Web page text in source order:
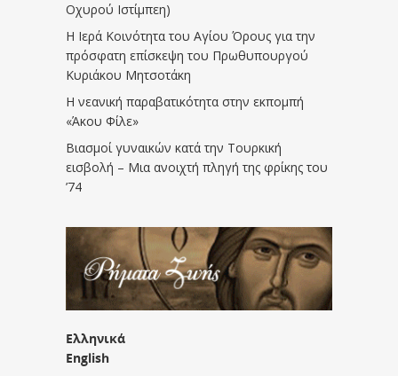
Οχυρού Ιστίμπεη)
Η Ιερά Κοινότητα του Αγίου Όρους για την
πρόσφατη επίσκεψη του Πρωθυπουργού
Κυριάκου Μητσοτάκη
Η νεανική παραβατικότητα στην εκπομπή
«Άκου Φίλε»
Βιασμοί γυναικών κατά την Τουρκική
εισβολή – Μια ανοιχτή πληγή της φρίκης του
’74
Ελληνικά
English